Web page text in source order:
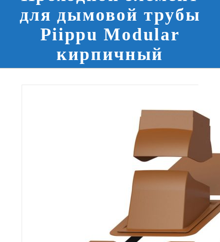
для дымовой трубы
Piippu Modular
кирпичный